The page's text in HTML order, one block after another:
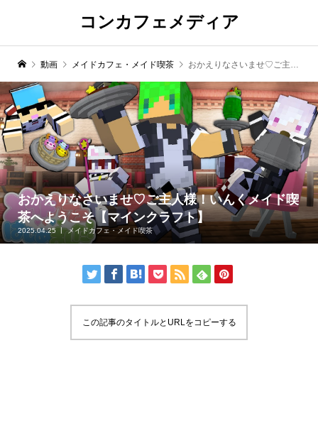
コンカフェメディア
動画 メイドカフェ・メイド喫茶 おかえりなさいませ♡ご主人様！いんくメイド喫茶へようこそ【マインクラフト】
おかえりなさいませ♡ご主人様！いんくメイド喫
茶へようこそ【マインクラフト】
2025.04.25 メイドカフェ・メイド喫茶
この記事のタイトルとURLをコピーする